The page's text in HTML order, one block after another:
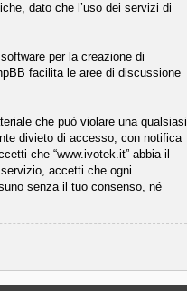
dato che l’uso dei servizi di
per la creazione di
facilita le aree di discussione
che può violare una qualsiasi
divieto di accesso, con notifica
che “www.ivotek.it” abbia il
accetti che ogni
senza il tuo consenso, né